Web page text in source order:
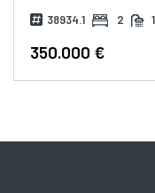
38934.1 2 1
350.000 €